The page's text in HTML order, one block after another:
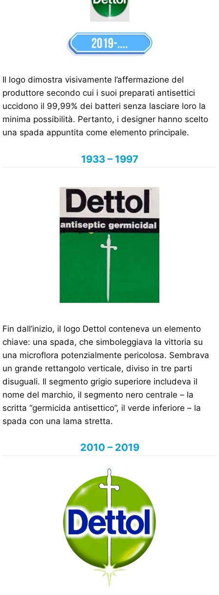
Il logo dimostra visivamente l’affermazione del
produttore secondo cui i suoi preparati antisettici
uccidono il 99,99% dei batteri senza lasciare loro la
minima possibilità. Pertanto, i designer hanno scelto
una spada appuntita come elemento principale.
1933 – 1997
Fin dall’inizio, il logo Dettol conteneva un elemento
chiave: una spada, che simboleggiava la vittoria su
una microflora potenzialmente pericolosa. Sembrava
un grande rettangolo verticale, diviso in tre parti
disuguali. Il segmento grigio superiore includeva il
nome del marchio, il segmento nero centrale – la
scritta “germicida antisettico”, il verde inferiore – la
spada con una lama stretta.
2010 – 2019